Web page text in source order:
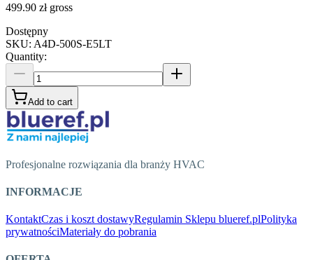
499.90 zł gross
Dostępny
SKU: A4D-500S-E5LT
Quantity:
Add to cart
Profesjonalne rozwiązania dla branży HVAC
INFORMACJE
KontaktCzas i koszt dostawyRegulamin Sklepu blueref.plPolityka
prywatnościMateriały do pobrania